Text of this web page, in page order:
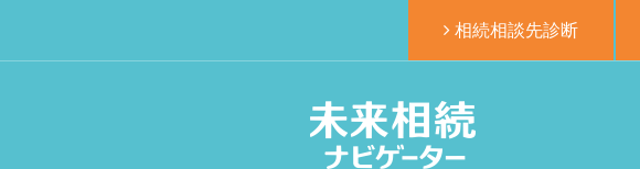
相続相談先診断